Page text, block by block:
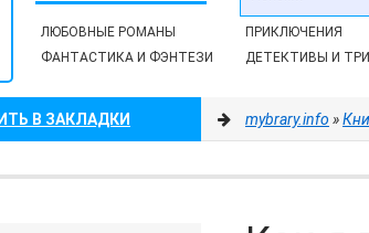
ЛЮБОВНЫЕ РОМАНЫ
ФАНТАСТИКА И ФЭНТЕЗИ
ПРИКЛЮЧЕНИЯ
ДЕТЕКТИВЫ И
В ЗАКЛАДКИ mybrary.info »